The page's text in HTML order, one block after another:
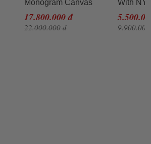
Monogram Canvas
SS2019 Màu Đen
17.800.000 đ
22.000.000 đ
With NY
Patch